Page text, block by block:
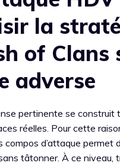
la
of Clans
adverse
pertinente se construit
réelles. Pour cette
compos d’attaque permet
tâtonner. À ce niveau,